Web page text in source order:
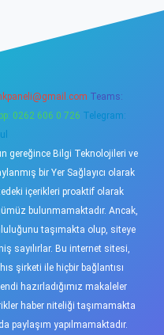
Teams:
0262 606 0 726 Telegram:
gereğince Bilgi Teknolojileri ve
bir Yer Sağlayıcı olarak
içerikleri proaktif olarak
bulunmamaktadır. Ancak,
taşımakta olup, siteye
sayılırlar. Bu internet sitesi,
şirketi ile hiçbir bağlantısı
hazırladığımız makaleler
haber niteliği taşımamakta
paylaşım yapılmamaktadır.